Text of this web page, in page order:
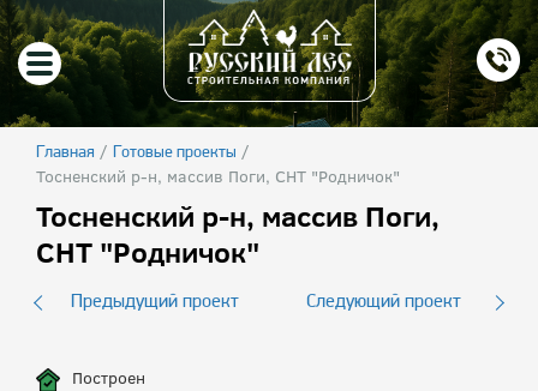
Главная / Готовые проекты /
Тосненский р-н, массив Поги, СНТ "Родничок"
Тосненский р-н, массив Поги,
СНТ "Родничок"
Предыдущий проект Следующий проект
Построен